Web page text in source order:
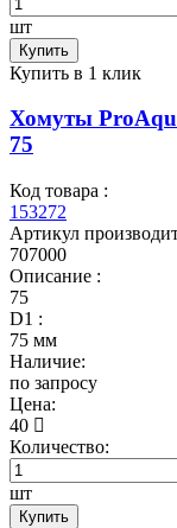
шт
Купить
Купить в 1 клик
Хомуты
75
Код товара :
153272
Артикул
707000
Описание :
75
D1 :
75 мм
Наличие:
по запросу
Цена:
40
Количество:
шт
Купить